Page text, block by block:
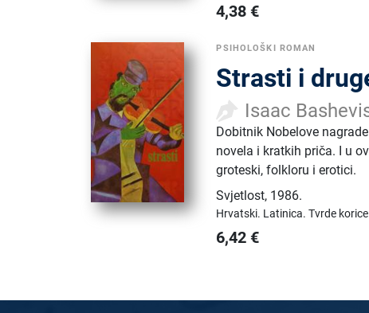
4,38 €
PSIHOLOŠKI ROMAN
Strasti i
Isaac
Dobitnik Nobelove
novela i kratkih priča. I u
groteski, folkloru i erotici.
Svjetlost, 1986.
Hrvatski. Latinica.Tvrde
6,42 €